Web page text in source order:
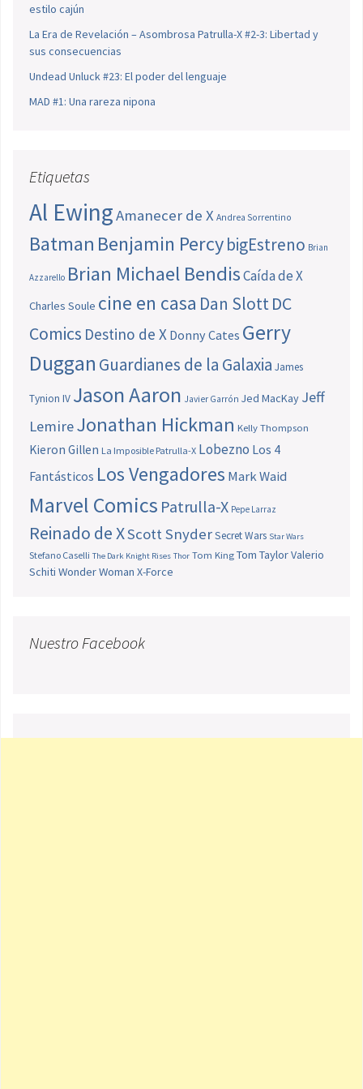
estilo cajún
La Era de Revelación – Asombrosa Patrulla-X #2-3: Libertad y
sus consecuencias
Undead Unluck #23: El poder del lenguaje
MAD #1: Una rareza nipona
Etiquetas
Al EwingAmanecer de X Andrea Sorrentino
Batman Benjamin PercybigEstreno Brian
Azzarello Brian Michael BendisCaída de X
Charles Soule cine en casa Dan SlottDC
Comics Destino de X Donny Cates Gerry
Duggan Guardianes de la Galaxia James
Tynion IV Jason Aaron Javier Garrón Jed MacKay Jeff
LemireJonathan Hickman Kelly Thompson
Kieron Gillen La Imposible Patrulla-X Lobezno Los 4
Fantásticos Los Vengadores Mark Waid
Marvel Comics Patrulla-X Pepe Larraz
Reinado de XScott SnyderSecret Wars Star Wars
Stefano Caselli The Dark Knight Rises Thor Tom King Tom TaylorValerio
Schiti Wonder Woman X-Force
Nuestro Facebook